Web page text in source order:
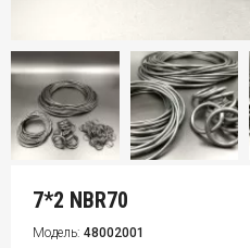
7*2 NBR70
Модель: 48002001